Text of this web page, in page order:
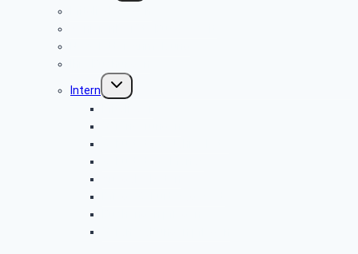
Intern
Untermenü
umschalten